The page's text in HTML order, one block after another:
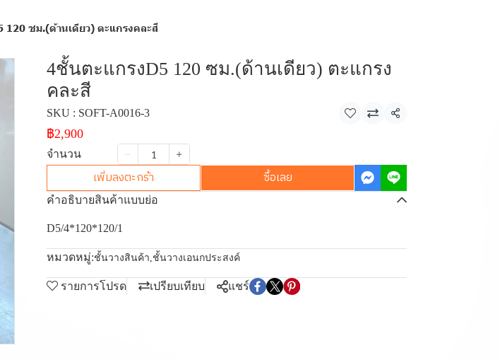
120 ซม.(ด้านเดียว) ตะแกรงคละสี
4ชั้นตะแกรงD5 120 ซม.(ด้านเดียว) ตะแกรง
คละสี
SKU : SOFT-A0016-3 แชร์
฿2,900
จำนวน
เพิ่มลงตะกร้า ซื้อเลย
คำอธิบายสินค้าแบบย่อ
D5/4*120*120/1
หมวดหมู่:ชั้นวางสินค้า,ชั้นวางเอนกประสงค์
รายการโปรด เปรียบเทียบ แชร์